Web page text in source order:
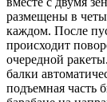
размещены в
каждом. После
происходит
очередной
балки
подъемная часть